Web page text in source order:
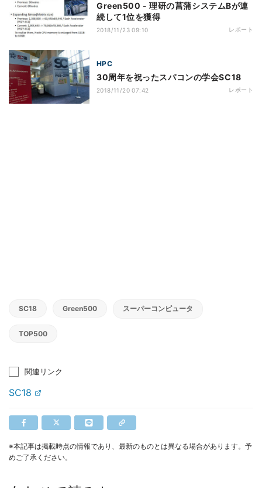
Green500 - 理研の菖蒲システムBが連
続して1位を獲得
2018/11/23 09:10 レポート
HPC
30周年を祝ったスパコンの学会SC18
2018/11/20 07:42 レポート
SC18 Green500 スーパーコンピュータ
TOP500
関連リンク
SC18
※本記事は掲載時点の情報であり、最新のものとは異なる場合があります。予
めご了承ください。